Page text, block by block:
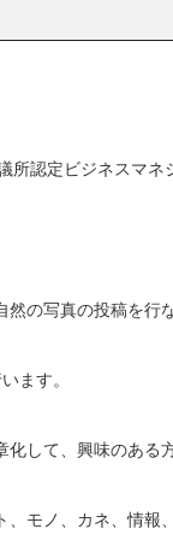
所認定ビジネスマネ
の写真の投稿を行
ます。
して、興味のある
モノ、カネ、情報